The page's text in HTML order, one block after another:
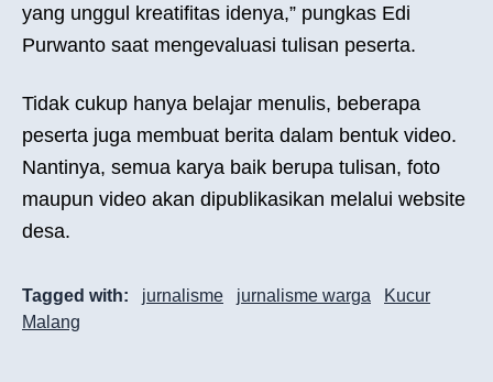
yang unggul kreatifitas idenya,” pungkas Edi
Purwanto saat mengevaluasi tulisan peserta.
Tidak cukup hanya belajar menulis, beberapa
peserta juga membuat berita dalam bentuk video.
Nantinya, semua karya baik berupa tulisan, foto
maupun video akan dipublikasikan melalui website
desa.
Tagged with: jurnalisme jurnalisme warga
Kucur
Malang